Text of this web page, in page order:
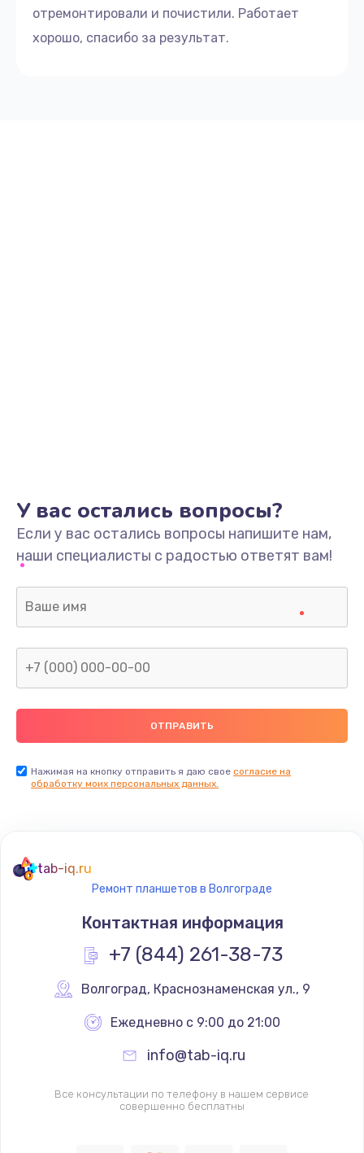
отремонтировали и почистили. Работает
хорошо, спасибо за результат.
У вас остались вопросы?
Если у вас остались вопросы напишите нам,
наши специалисты с радостью ответят вам!
Нажимая на кнопку отправить я даю свое согласие на
обработку моих персональных данных.
tab-iq.ru
Ремонт планшетов в Волгограде
Контактная информация
+7 (844) 261-38-73
Волгоград, Краснознаменская ул., 9
Ежедневно с 9:00 до 21:00
info@tab-iq.ru
Все консультации по телефону в нашем сервисе
совершенно бесплатны